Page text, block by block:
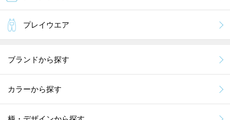
プレイウエア
ブランドから探す
カラーから探す